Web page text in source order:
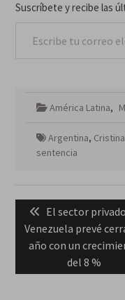
Suscríbete y recibe las
América Latina,
Argentina,
sentencia
Navegación
entradas
Previous
post:
El sector
Venezuela prevé
año con un
del 8 %